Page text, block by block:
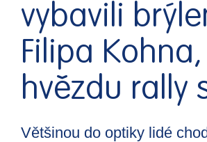
vybavili
Filipa Kohna,
hvězdu rally
Většinou do optiky lidé